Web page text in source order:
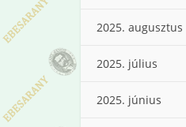
2025. augusztus
2025. július
2025. június